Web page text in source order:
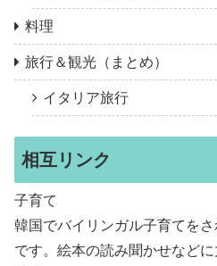
料理
旅行＆観光（まとめ）
イタリア旅行
相互リンク
子育て
韓国でバイリンガル子育てを
です。絵本の読み聞かせなど